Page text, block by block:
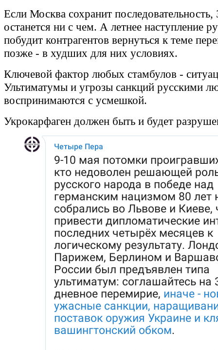
Если Москва сохранит последовательность,
останется ни с чем. А летнее наступление
побудит контрагентов вернуться к теме
позже - в худших для них условиях.
Ключевой фактор любых стамбулов -
Ультиматумы и угрозы санкций русскими
воспринимаются с усмешкой.
Укрокарфаген должен быть и будет